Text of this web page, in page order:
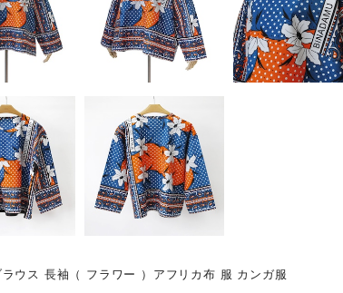
ラウス 長袖（ フラワー ）アフリカ布 服 カンガ服